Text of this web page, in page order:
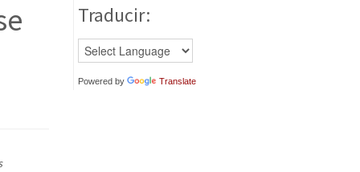
Traducir:
Powered by Translate